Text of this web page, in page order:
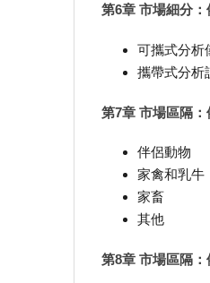
第6章 市場細分
可攜式分析
攜帶式分析
第7章 市場區隔
伴侶動物
家禽和乳牛
家畜
其他
第8章 市場區隔